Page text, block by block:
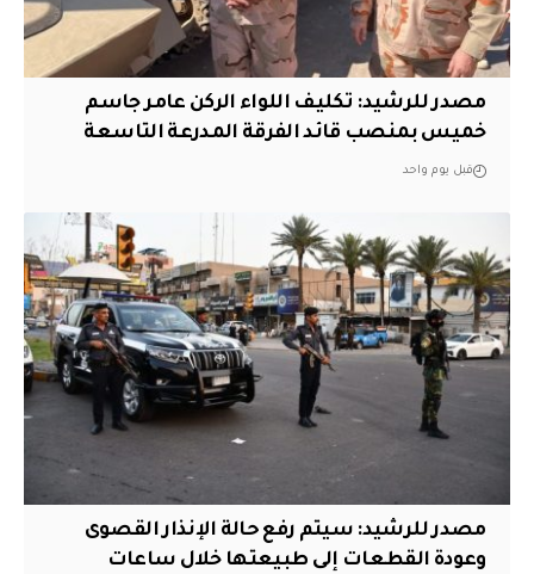
مصدر للرشيد: تكليف اللواء الركن عامر جاسم
خميس بمنصب قائد الفرقة المدرعة التاسعة
قبل يوم واحد
مصدر للرشيد: سيتم رفع حالة الإنذار القصوى
وعودة القطعات إلى طبيعتها خلال ساعات